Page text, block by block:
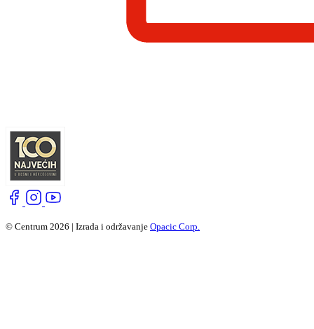
© Centrum 2026 | Izrada i održavanje Opacic Corp.